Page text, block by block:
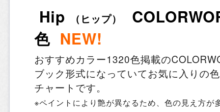
Hip
（ヒップ）
色 NEW!
おすすめカラー1320色掲載の
ブック形式になっていてお気に入りの
チャートです。
※ペイントにより艶が異なるため、色の見え方が